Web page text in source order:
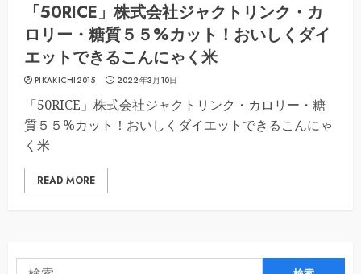
「50RICE」株式会社ジャクトリンク・カ
ロリー・糖質５５%カット！おいしくダイ
エットできるこんにゃく米
PIKAKICHI2015 2022年3月10日
「50RICE」株式会社ジャクトリンク・カロリー・糖
質５５%カット！おいしくダイエットできるこんにゃ
く米
READ MORE